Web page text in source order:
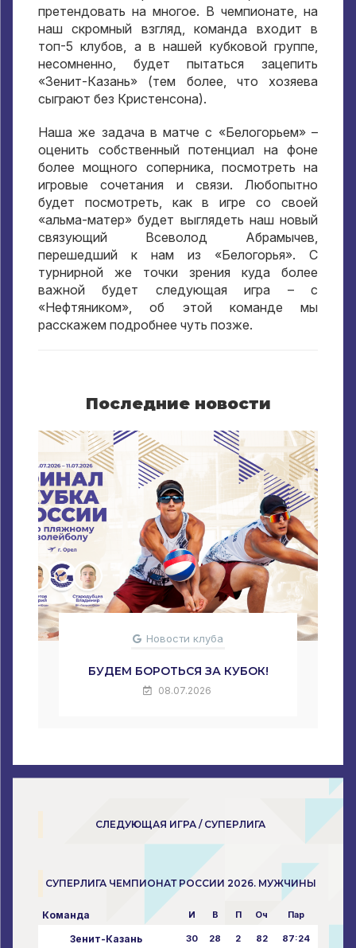
претендовать на многое. В чемпионате, на
наш скромный взгляд, команда входит в
топ-5 клубов, а в нашей кубковой группе,
несомненно, будет пытаться зацепить
«Зенит-Казань» (тем более, что хозяева
сыграют без Кристенсона).
Наша же задача в матче с «Белогорьем» –
оценить собственный потенциал на фоне
более мощного соперника, посмотреть на
игровые сочетания и связи. Любопытно
будет посмотреть, как в игре со своей
«альма-матер» будет выглядеть наш новый
связующий Всеволод Абрамычев,
перешедший к нам из «Белогорья». С
турнирной же точки зрения куда более
важной будет следующая игра – с
«Нефтяником», об этой команде мы
расскажем подробнее чуть позже.
Последние новости
Новости клуба
БУДЕМ БОРОТЬСЯ ЗА КУБОК!
08.07.2026
СЛЕДУЮЩАЯ ИГРА / СУПЕРЛИГА
СУПЕРЛИГА ЧЕМПИОНАТ РОССИИ 2026. МУЖЧИНЫ
Команда И В П Оч Пар
Зенит-Казань 30 28 2 82 87:24